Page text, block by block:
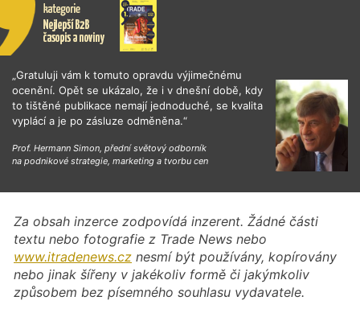
„Gratuluji vám k tomuto opravdu výjimečnému
ocenění. Opět se ukázalo, že i v dnešní době, kdy
to tištěné publikace nemají jednoduché, se kvalita
vyplácí a je po zásluze odměněna.“
Prof. Hermann Simon, přední světový odborník
na podnikové strategie, marketing a tvorbu cen
Za obsah inzerce zodpovídá inzerent. Žádné části
textu nebo fotografie z Trade News nebo
www.itradenews.cz nesmí být používány, kopírovány
nebo jinak šířeny v jakékoliv formě či jakýmkoliv
způsobem bez písemného souhlasu vydavatele.